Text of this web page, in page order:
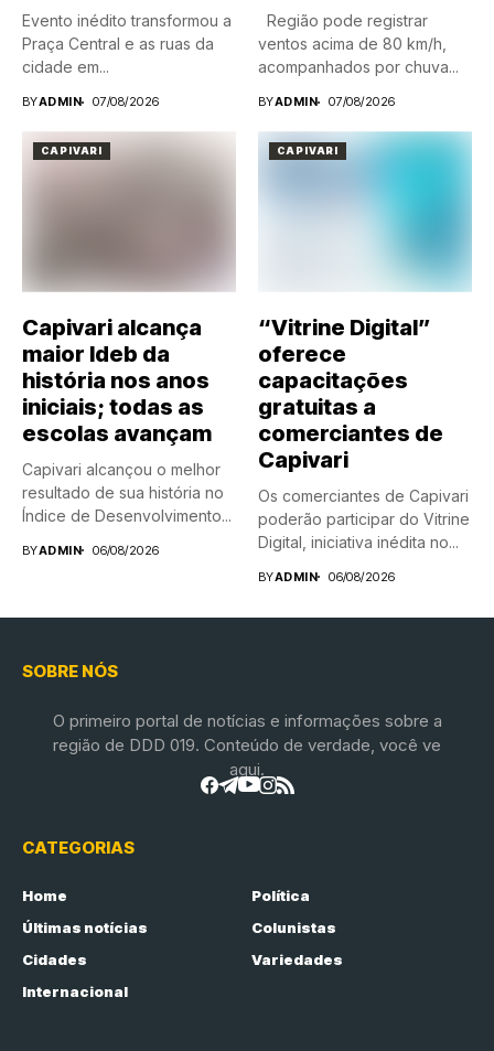
Evento inédito transformou a
Praça Central e as ruas da
cidade em...
BYADMIN 07/08/2026
Região pode registrar
ventos acima de 80 km/h,
acompanhados por chuva...
BYADMIN 07/08/2026
CAPIVARI
Capivari alcança
maior Ideb da
história nos anos
iniciais; todas as
escolas avançam
Capivari alcançou o melhor
resultado de sua história no
Índice de Desenvolvimento...
BYADMIN 06/08/2026
CAPIVARI
“Vitrine Digital”
oferece
capacitações
gratuitas a
comerciantes de
Capivari
Os comerciantes de Capivari
poderão participar do Vitrine
Digital, iniciativa inédita no...
BYADMIN 06/08/2026
SOBRE NÓS
O primeiro portal de notícias e informações sobre a
região de DDD 019. Conteúdo de verdade, você ve
aqui.
CATEGORIAS
Home
Política
Últimas notícias
Colunistas
Cidades
Variedades
Internacional